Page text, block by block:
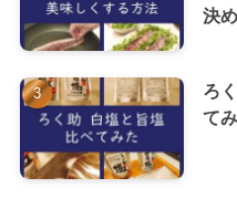
決め
ろ
て